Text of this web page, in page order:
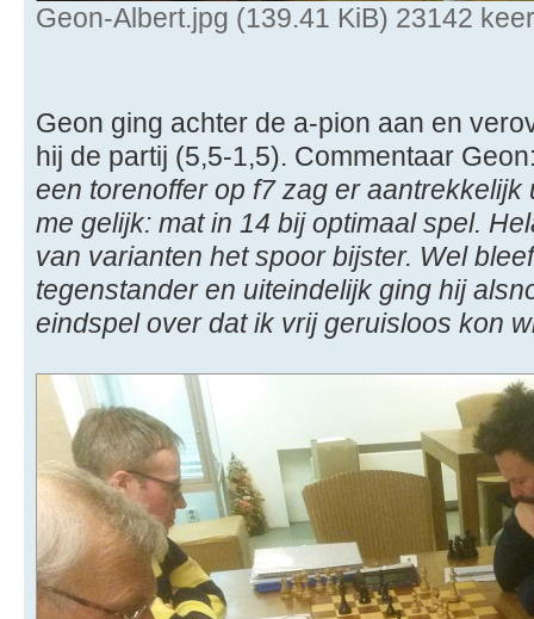
Geon-Albert.jpg (139.41 KiB) 23142
Geon ging achter de a-pion aan en
hij de partij (5,5-1,5). Commentaar
een torenoffer op f7 zag er
me gelijk: mat in 14 bij optimaal spel.
van varianten het spoor bijster. Wel
tegenstander en uiteindelijk ging hij
eindspel over dat ik vrij geruisloos kon